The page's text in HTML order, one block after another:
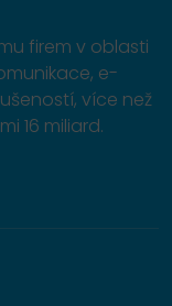
firem v oblasti
e-
více než
16 miliard.